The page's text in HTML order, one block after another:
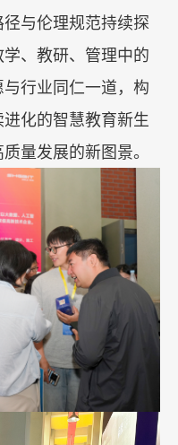
与伦理规范持续探
、教研、管理中的
行业同仁一道，构
化的智慧教育新生
量发展的新图景。